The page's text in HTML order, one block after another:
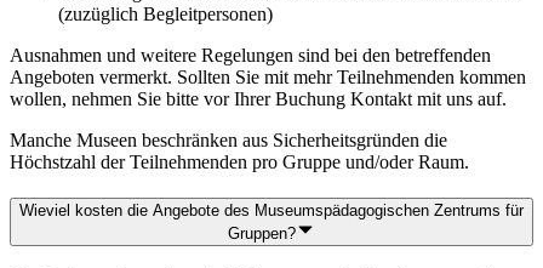
(zuzüglich Begleitpersonen)
Ausnahmen und weitere Regelungen sind bei den betreffenden
Angeboten vermerkt. Sollten Sie mit mehr Teilnehmenden kommen
wollen, nehmen Sie bitte vor Ihrer Buchung Kontakt mit uns auf.
Manche Museen beschränken aus Sicherheitsgründen die
Höchstzahl der Teilnehmenden pro Gruppe und/oder Raum.
Wieviel kosten die Angebote des Museumspädagogischen Zentrums für
Gruppen?